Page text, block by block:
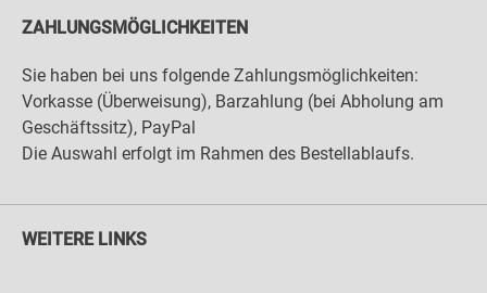
ZAHLUNGSMÖGLICHKEITEN
Sie haben bei uns folgende Zahlungsmöglichkeiten:
Vorkasse (Überweisung), Barzahlung (bei Abholung am
Geschäftssitz), PayPal
Die Auswahl erfolgt im Rahmen des Bestellablaufs.
WEITERE LINKS